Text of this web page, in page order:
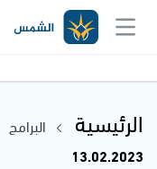
الرئيسية البرامج
13.02.2023